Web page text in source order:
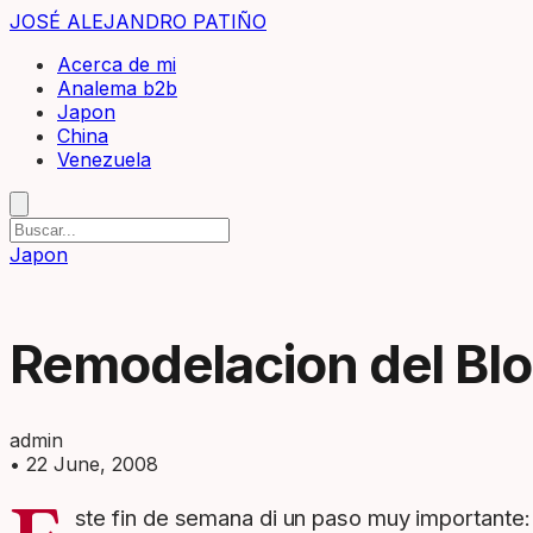
JOSÉ ALEJANDRO PATIÑO
Acerca de mi
Analema b2b
Japon
China
Venezuela
Japon
Remodelacion del
admin
• 22 June, 2008
ste fin de semana di un paso muy importante: